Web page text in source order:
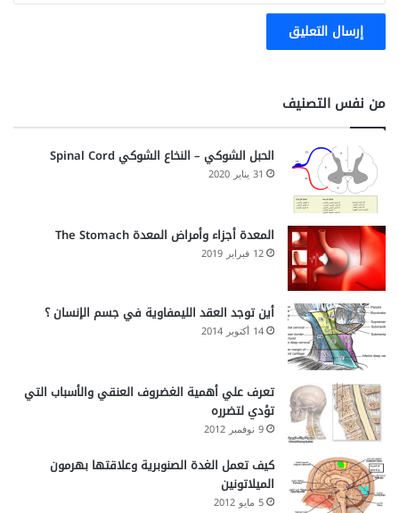
من نفس التصنيف
الحبل الشوكي – النخاع الشوكي Spinal Cord
31 يناير 2020
المعدة أجزاء وأمراض المعدة The Stomach
12 فبراير 2019
أين توجد العقد الليمفاوية في جسم الإنسان ؟
14 أكتوبر 2014
تعرف علي أهمية الغضروف العنقي والأسباب التي
تؤدي لتضرره
9 نوفمبر 2012
كيف تعمل الغدة الصنوبرية وعلاقتها بهرمون
الميلاتونين
5 مايو 2012